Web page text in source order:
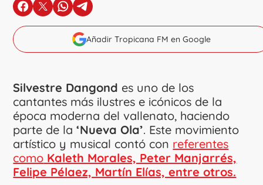
en Facebook
en Xen Whatsapp
en Telegram
Añadir Tropicana FM en Google
Silvestre Dangond es uno de los
cantantes más ilustres e icónicos de la
época moderna del vallenato, haciendo
parte de la ‘Nueva Ola’. Este movimiento
artístico y musical contó con referentes
como Kaleth Morales, Peter Manjarrés,
Felipe Pélaez, Martín Elías, entre otros.